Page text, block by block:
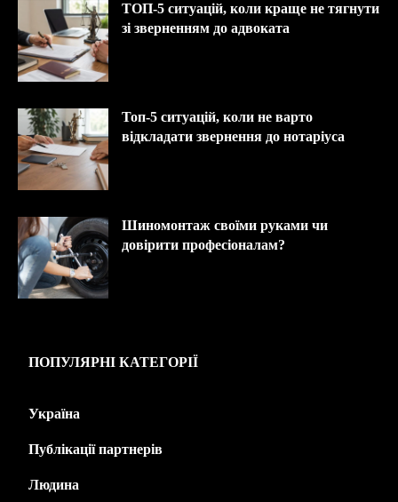
ТОП-5 ситуацій, коли краще не тягнути
зі зверненням до адвоката
Топ-5 ситуацій, коли не варто
відкладати звернення до нотаріуса
Шиномонтаж своїми руками чи
довірити професіоналам?
ПОПУЛЯРНІ КАТЕГОРІЇ
Україна
Публікації партнерів
Людина